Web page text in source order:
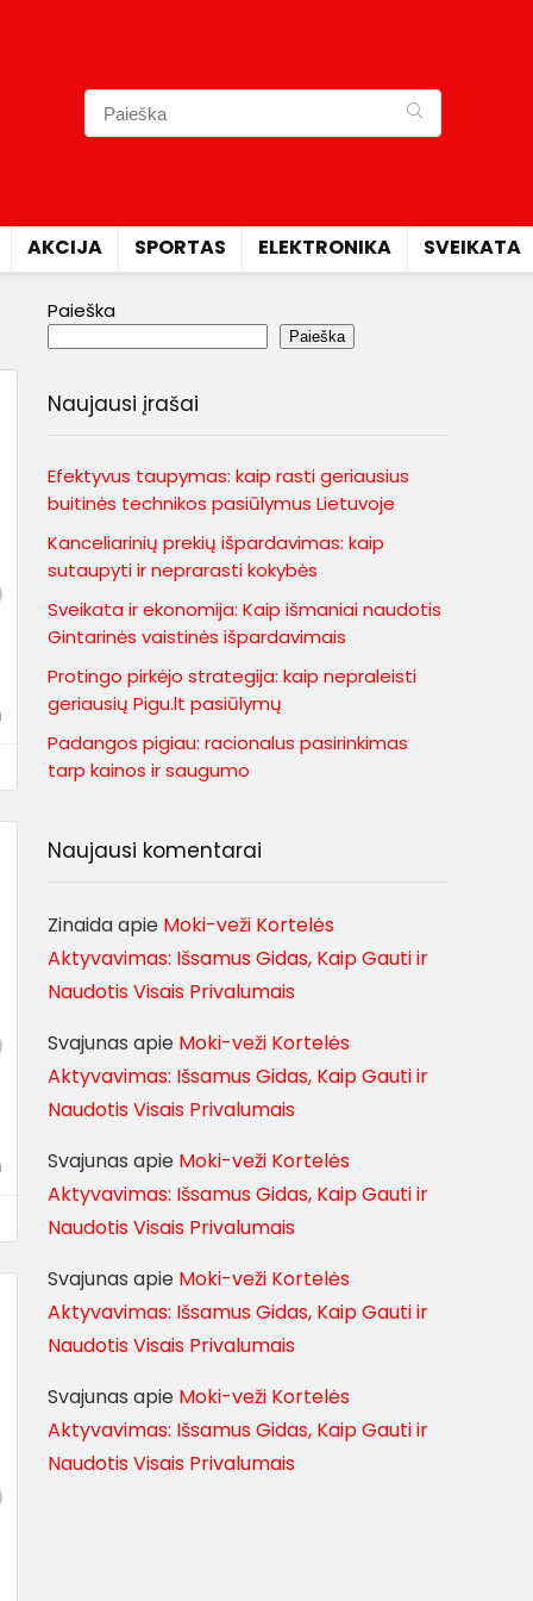
AKCIJA SPORTAS ELEKTRONIKA SVEIKATA
Paieška
Paieška
Naujausi įrašai
Efektyvus taupymas: kaip rasti geriausius
buitinės technikos pasiūlymus Lietuvoje
Kanceliarinių prekių išpardavimas: kaip
sutaupyti ir neprarasti kokybės
Sveikata ir ekonomija: Kaip išmaniai naudotis
Gintarinės vaistinės išpardavimais
Protingo pirkėjo strategija: kaip nepraleisti
geriausių Pigu.lt pasiūlymų
Padangos pigiau: racionalus pasirinkimas
tarp kainos ir saugumo
Naujausi komentarai
Zinaidaapie Moki-veži Kortelės
Aktyvavimas: Išsamus Gidas, Kaip Gauti ir
Naudotis Visais Privalumais
Svajunas apie Moki-veži Kortelės
Aktyvavimas: Išsamus Gidas, Kaip Gauti ir
Naudotis Visais Privalumais
Svajunas apie Moki-veži Kortelės
Aktyvavimas: Išsamus Gidas, Kaip Gauti ir
Naudotis Visais Privalumais
Svajunas apie Moki-veži Kortelės
Aktyvavimas: Išsamus Gidas, Kaip Gauti ir
Naudotis Visais Privalumais
Svajunas apie Moki-veži Kortelės
Aktyvavimas: Išsamus Gidas, Kaip Gauti ir
Naudotis Visais Privalumais